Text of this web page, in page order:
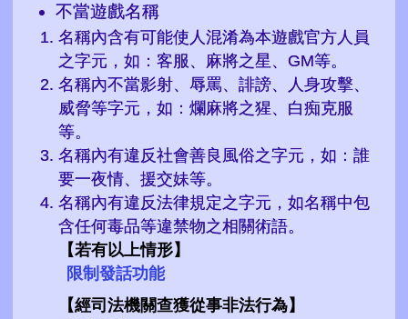
不當遊戲名稱
名稱內含有可能使人混淆為本遊戲官方人員
之字元，如：客服、麻將之星、GM等。
名稱內不當影射、辱罵、誹謗、人身攻擊、
威脅等字元，如：爛麻將之猩、白痴克服
等。
名稱內有違反社會善良風俗之字元，如：誰
要一夜情、援交妹等。
名稱內有違反法律規定之字元，如名稱中包
含任何毒品等違禁物之相關術語。
【若有以上情形】
限制發話功能
【經司法機關查獲從事非法行為】